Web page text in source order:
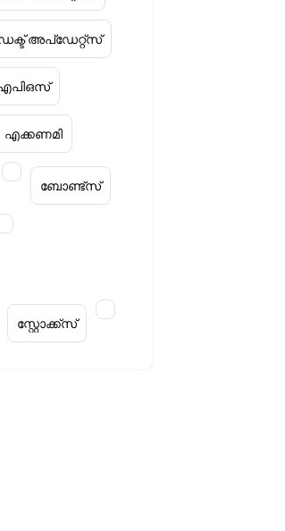
അപ്‌ഡേറ്റ്സ്
എക്കണമി
ബോണ്ട്സ്
സ്റ്റോക്ക്‌സ്